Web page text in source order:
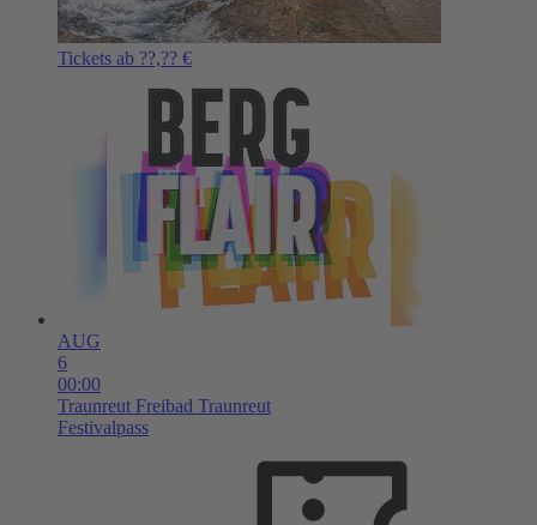
Tickets ab ??,?? €
AUG
6
00:00
Traunreut Freibad Traunreut
Festivalpass